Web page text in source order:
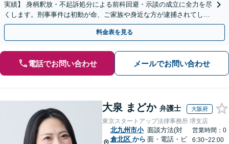
実績】 身柄釈放・不起訴処分による前科回避・示談の成立に全力を尽
くします。刑事事件は初動が命、ご家族や身近な方が逮捕されてしま
ったら一刻も早くお電話ください。
料金表を見る
電話でお問い合わせ メールでお問い合わせ
大泉 まどか 弁護士 大阪府
東京スタートアップ法律事務所 堺支店
北九州市小
倉北区 から
面談方法(対
面・電話・ビ
営業時間：0
6:30~22:00